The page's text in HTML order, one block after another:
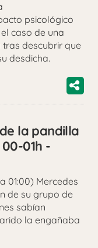
psicológico
caso de una
descubrir que
desdicha.
de la pandilla
01h -
01:00) Mercedes
de su grupo de
sabían
la engañaba